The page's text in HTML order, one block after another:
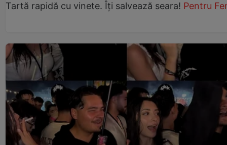
Tartă rapidă cu vinete. Îți salvează seara! Pentru